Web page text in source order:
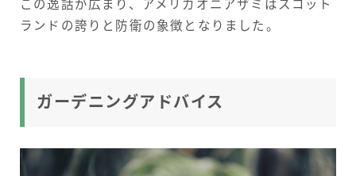
この逸話が広まり、アメリカオニアザミはスコット
ランドの誇りと防衛の象徴となりました。
ガーデニングアドバイス